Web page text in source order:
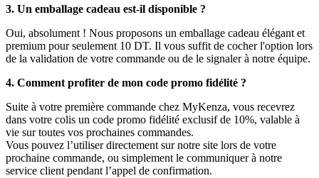
3. Un emballage cadeau est-il disponible ?
Oui, absolument ! Nous proposons un emballage cadeau élégant et
premium pour seulement 10 DT. Il vous suffit de cocher l'option lors
de la validation de votre commande ou de le signaler à notre équipe.
4. Comment profiter de mon code promo fidélité ?
Suite à votre première commande chez MyKenza, vous recevrez
dans votre colis un code promo fidélité exclusif de 10%, valable à
vie sur toutes vos prochaines commandes.
Vous pouvez l’utiliser directement sur notre site lors de votre
prochaine commande, ou simplement le communiquer à notre
service client pendant l’appel de confirmation.